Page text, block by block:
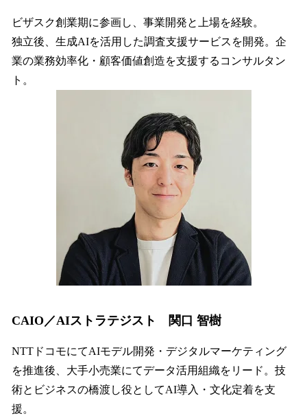
ビザスク創業期に参画し、事業開発と上場を経験。
独立後、生成AIを活用した調査支援サービスを開発。企
業の業務効率化・顧客価値創造を支援するコンサルタン
ト。
CAIO／AIストラテジスト 関口 智樹
NTTドコモにてAIモデル開発・デジタルマーケティング
を推進後、大手小売業にてデータ活用組織をリード。技
術とビジネスの橋渡し役としてAI導入・文化定着を支
援。